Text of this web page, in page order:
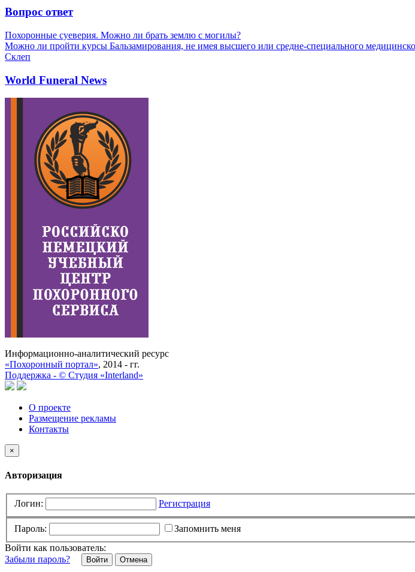
Вопрос ответ
Похоронные суеверия. Можно ли брать землю с могилы?
Можно ли пройти курсы Бальзамирования, не имея высшего или средне-специального
Склеп
World Funeral News
Информационно-аналитический ресурс
«Похоронный портал», 2014 - гг.
Поддержка - © Cтудия «Interland»
О проекте
Размещение рекламы
Контакты
×
Авторизация
Логин: Регистрация
Пароль:
Запомнить меня
Войти как пользователь:
Забыли пароль?
Отмена